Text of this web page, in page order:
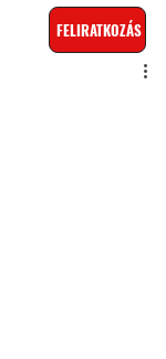
FELIRATKOZÁS